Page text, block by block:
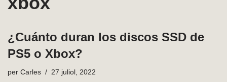
¿Cuánto duran los discos SSD de
PS5 o Xbox?
per Carles 27 juliol, 2022